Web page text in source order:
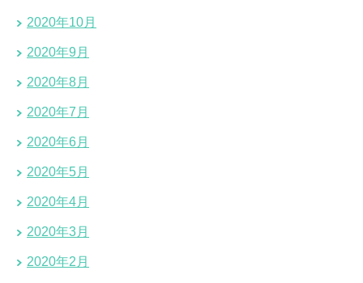
2020年10月
2020年9月
2020年8月
2020年7月
2020年6月
2020年5月
2020年4月
2020年3月
2020年2月